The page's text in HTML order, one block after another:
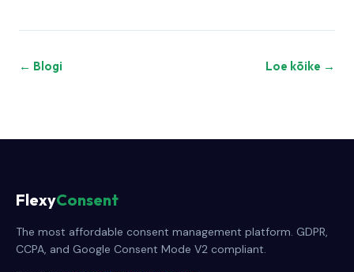
← Blogi Loe kõike →
FlexyConsent
The most affordable consent management platform. GDPR,
CCPA, and Google Consent Mode V2 compliant.